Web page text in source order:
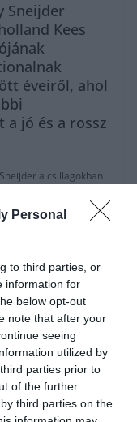
Personal
to third parties, or
information for
below opt-out
note that after your
seeing
utilized by
parties prior to
of the further
third parties on the
Sneijder
Kees
éveiről, ahol
a jó és a rossz
a csillagokban
Fiatal voltam
félre ment. Nem
sztárja.”
Még ha
eurót költöttem
körre. Nem
az életnek, és
gyakran Guti.”
már nem.
a sztárok életét, és